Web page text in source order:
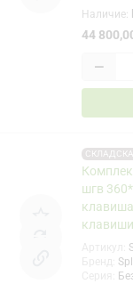
Наличие:
44
−
шгв